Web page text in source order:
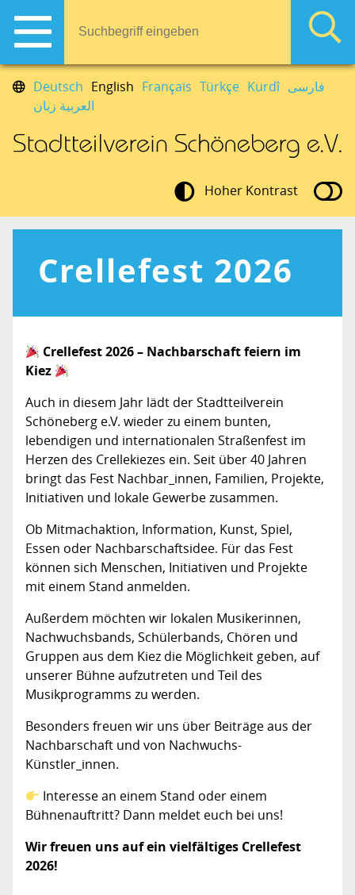
Deutsch English Français Türkçe Kurdî فارسی
العربية زبان
Hoher Kontrast
Crellefest 2026
Crellefest 2026 – Nachbarschaft feiern im
Kiez
Auch in diesem Jahr lädt der Stadtteilverein
Schöneberg e.V. wieder zu einem bunten,
lebendigen und internationalen Straßenfest im
Herzen des Crellekiezes ein. Seit über 40 Jahren
bringt das Fest Nachbar_innen, Familien, Projekte,
Initiativen und lokale Gewerbe zusammen.
Ob Mitmachaktion, Information, Kunst, Spiel,
Essen oder Nachbarschaftsidee. Für das Fest
können sich Menschen, Initiativen und Projekte
mit einem Stand anmelden.
Außerdem möchten wir lokalen Musikerinnen,
Nachwuchsbands, Schülerbands, Chören und
Gruppen aus dem Kiez die Möglichkeit geben, auf
unserer Bühne aufzutreten und Teil des
Musikprogramms zu werden.
Besonders freuen wir uns über Beiträge aus der
Nachbarschaft und von Nachwuchs-
Künstler_innen.
Interesse an einem Stand oder einem
Bühnenauftritt? Dann meldet euch bei uns!
Wir freuen uns auf ein vielfältiges Crellefest
2026!